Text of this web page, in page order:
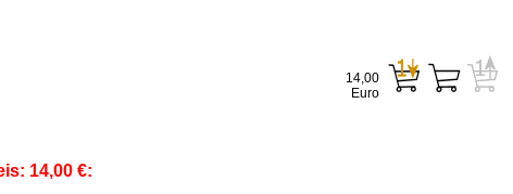
14,00 €:
14,00
Euro